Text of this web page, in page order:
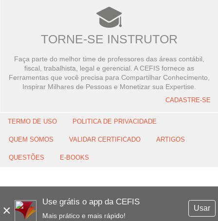
×
Use grátis o app da CEFIS
Mais prático e mais rápido!
Usar
TORNE-SE INSTRUTOR
Faça parte do melhor time de professores das áreas contábil,
fiscal, trabalhista, legal e gerencial. A CEFIS fornece as
Ferramentas que você precisa para Compartilhar Conhecimento,
Inspirar Milhares de Pessoas e Monetizar sua Expertise.
CADASTRE-SE
TERMO DE USO POLITICA DE PRIVACIDADE
QUEM SOMOS VALIDAR CERTIFICADO ARTIGOS
QUESTÕES E-BOOKS